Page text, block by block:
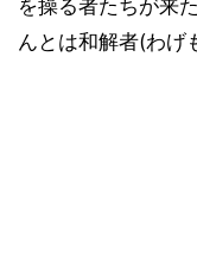
を操る者たちが来
んとは和解者(わげ